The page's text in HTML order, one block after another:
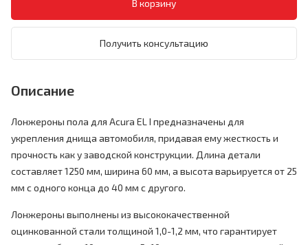
Получить консультацию
Описание
Лонжероны пола для Acura EL I предназначены для
укрепления днища автомобиля, придавая ему жесткость и
прочность как у заводской конструкции. Длина детали
составляет 1250 мм, ширина 60 мм, а высота варьируется от 25
мм с одного конца до 40 мм с другого.
Лонжероны выполнены из высококачественной
оцинкованной стали толщиной 1,0-1,2 мм, что гарантирует